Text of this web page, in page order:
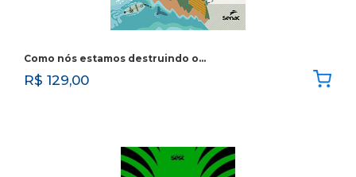
Como nós estamos destruindo o…
R$ 129,00